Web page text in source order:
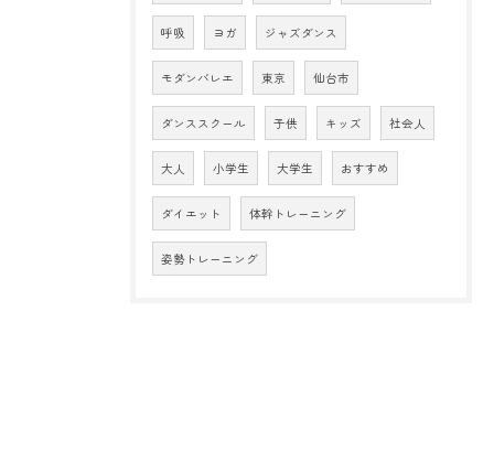
呼吸 ヨガ ジャズダンス
モダンバレエ 東京 仙台市
ダンススクール 子供 キッズ 社会人
大人 小学生 大学生 おすすめ
ダイエット 体幹トレーニング
姿勢トレーニング